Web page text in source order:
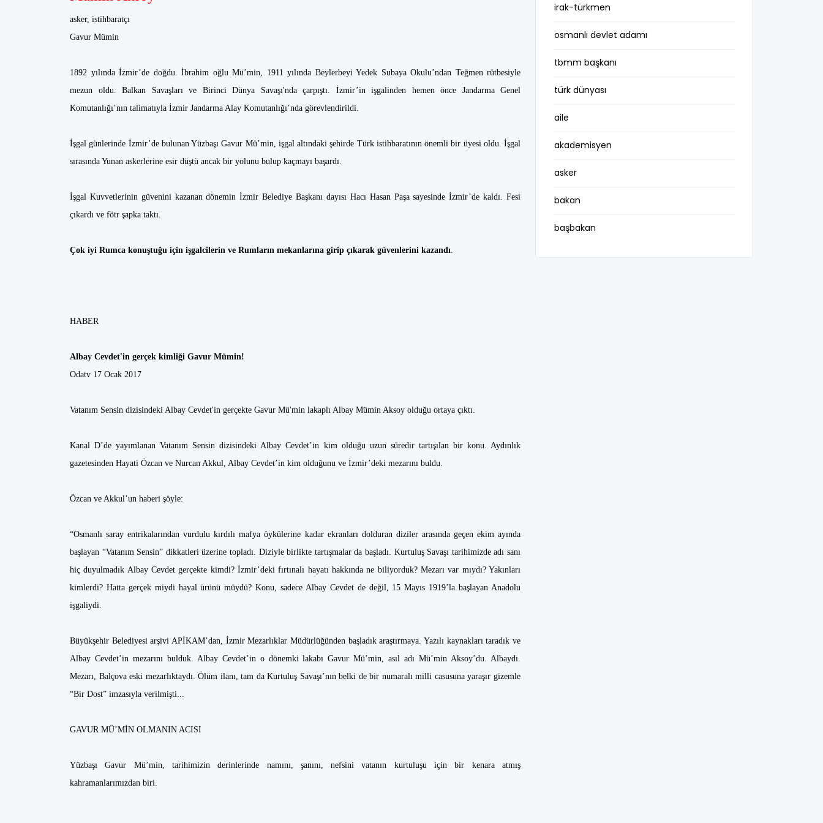
asker, istihbaratçı
Gavur Mümin
1892 yılında İzmir’de doğdu. İbrahim oğlu Mü’min, 1911 yılında Beylerbeyi Yedek Subaya Okulu’ndan Teğmen rütbesiyle
mezun oldu. Balkan Savaşları ve Birinci Dünya Savaşı'nda çarpıştı. İzmir’in işgalinden hemen önce Jandarma Genel
Komutanlığı’nın talimatıyla İzmir Jandarma Alay Komutanlığı’nda görevlendirildi.
İşgal günlerinde İzmir’de bulunan Yüzbaşı Gavur Mü’min, işgal altındaki şehirde Türk istihbaratının önemli bir üyesi oldu. İşgal
sırasında Yunan askerlerine esir düştü ancak bir yolunu bulup kaçmayı başardı.
İşgal Kuvvetlerinin güvenini kazanan dönemin İzmir Belediye Başkanı dayısı Hacı Hasan Paşa sayesinde İzmir’de kaldı. Fesi
çıkardı ve fötr şapka taktı.
Çok iyi Rumca konuştuğu için işgalcilerin ve Rumların mekanlarına girip çıkarak güvenlerini kazandı.
HABER
Albay Cevdet'in gerçek kimliği Gavur Mümin!
Odatv 17 Ocak 2017
Vatanım Sensin dizisindeki Albay Cevdet'in gerçekte Gavur Mü'min lakaplı Albay Mümin Aksoy olduğu ortaya çıktı.
Kanal D’de yayımlanan Vatanım Sensin dizisindeki Albay Cevdet’in kim olduğu uzun süredir tartışılan bir konu. Aydınlık
gazetesinden Hayati Özcan ve Nurcan Akkul, Albay Cevdet’in kim olduğunu ve İzmir’deki mezarını buldu.
Özcan ve Akkul’un haberi şöyle:
“Osmanlı saray entrikalarından vurdulu kırdılı mafya öykülerine kadar ekranları dolduran diziler arasında geçen ekim ayında
başlayan “Vatanım Sensin” dikkatleri üzerine topladı. Diziyle birlikte tartışmalar da başladı. Kurtuluş Savaşı tarihimizde adı sanı
hiç duyulmadık Albay Cevdet gerçekte kimdi? İzmir’deki fırtınalı hayatı hakkında ne biliyorduk? Mezarı var mıydı? Yakınları
kimlerdi? Hatta gerçek miydi hayal ürünü müydü? Konu, sadece Albay Cevdet de değil, 15 Mayıs 1919’la başlayan Anadolu
işgaliydi.
Büyükşehir Belediyesi arşivi APİKAM’dan, İzmir Mezarlıklar Müdürlüğünden başladık araştırmaya. Yazılı kaynakları taradık ve
Albay Cevdet’in mezarını bulduk. Albay Cevdet’in o dönemki lakabı Gavur Mü’min, asıl adı Mü’min Aksoy’du. Albaydı.
Mezarı, Balçova eski mezarlıktaydı. Ölüm ilanı, tam da Kurtuluş Savaşı’nın belki de bir numaralı milli casusuna yaraşır gizemle
“Bir Dost” imzasıyla verilmişti...
GAVUR MÜ’MİN OLMANIN ACISI
Yüzbaşı Gavur Mü’min, tarihimizin derinlerinde namını, şanını, nefsini vatanın kurtuluşu için bir kenara atmış
kahramanlarımızdan biri.
irak-türkmen
osmanlı devlet adamı
tbmm başkanı
türk dünyası
aile
akademisyen
asker
bakan
başbakan
belediye başkanı